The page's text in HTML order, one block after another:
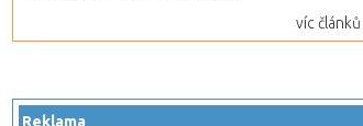
víc článků
Reklama